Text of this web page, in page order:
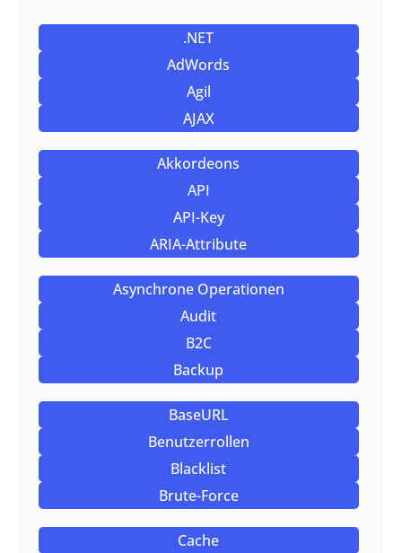
.NET
AdWords
Agil
AJAX
Akkordeons
API
API-Key
ARIA-Attribute
Asynchrone Operationen
Audit
B2C
Backup
BaseURL
Benutzerrollen
Blacklist
Brute-Force
Cache